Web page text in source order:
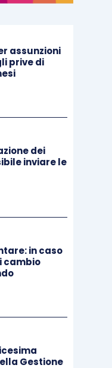
assunzioni
prive di
dei
inviare le
in caso
cambio
Gestione